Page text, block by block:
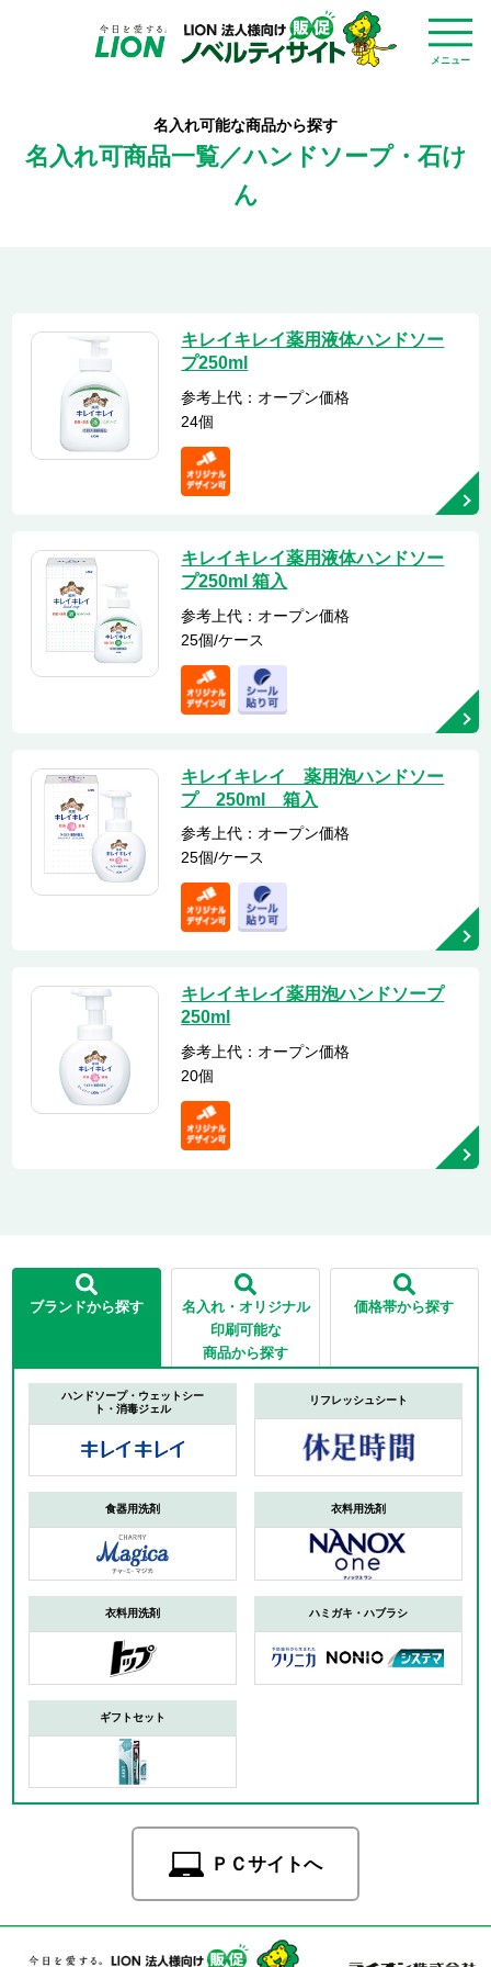
メニュー
名入れ可能な商品から探す
名入れ可商品一覧／ハンドソープ・石け
ん
キレイキレイ薬用液体ハンドソー
プ250ml
参考上代：オープン価格
24個
キレイキレイ薬用液体ハンドソー
プ250ml 箱入
参考上代：オープン価格
25個/ケース
キレイキレイ 薬用泡ハンドソー
プ 250ml 箱入
参考上代：オープン価格
25個/ケース
キレイキレイ薬用泡ハンドソープ
250ml
参考上代：オープン価格
20個
ブランドから探す
名入れ・オリジナル
印刷可能な
商品から探す
価格帯から探す
ハンドソープ・ウェットシー
ト・消毒ジェル
リフレッシュシート
食器用洗剤 衣料用洗剤
衣料用洗剤 ハミガキ・ハブラシ
ギフトセット
ＰＣサイトへ